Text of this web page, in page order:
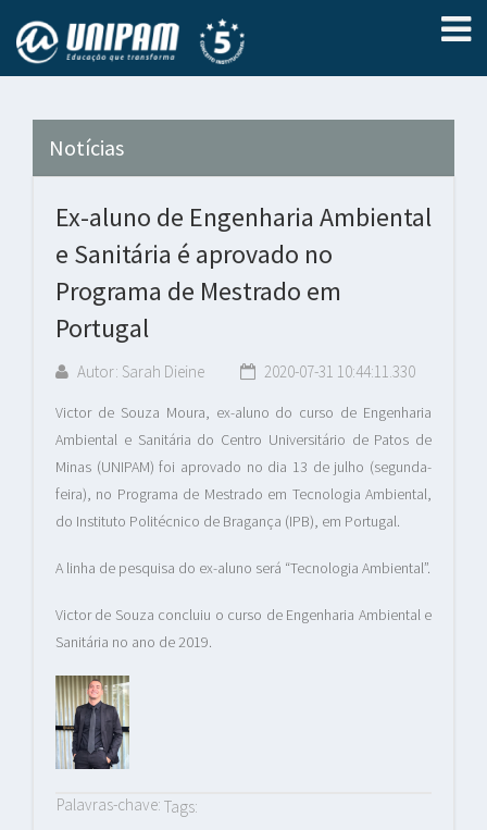
Notícias
Ex-aluno de Engenharia Ambiental
e Sanitária é aprovado no
Programa de Mestrado em
Portugal
Autor: Sarah Dieine 2020-07-31 10:44:11.330
Victor de Souza Moura, ex-aluno do curso de Engenharia
Ambiental e Sanitária do Centro Universitário de Patos de
Minas (UNIPAM) foi aprovado no dia 13 de julho (segunda-
feira), no Programa de Mestrado em Tecnologia Ambiental,
do Instituto Politécnico de Bragança (IPB), em Portugal.
A linha de pesquisa do ex-aluno será “Tecnologia Ambiental”.
Victor de Souza concluiu o curso de Engenharia Ambiental e
Sanitária no ano de 2019.
Palavras-chave: Tags: